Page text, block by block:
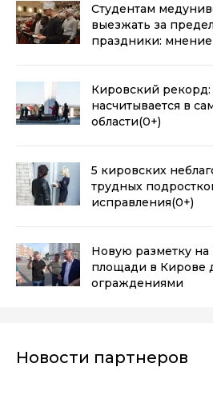
Студентам
выезжать за
праздники:
Кировский рекорд:
насчитывается в
области(0+)
5 кировских
трудных
исправления(0+)
Новую разметку
площади в Кирове
ограждениями
Новости партнеров